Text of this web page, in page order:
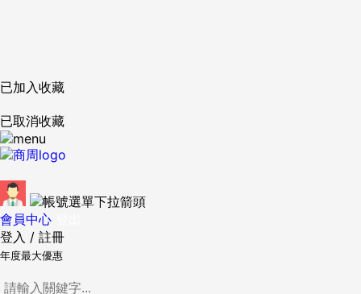
已加入收藏
已取消收藏
會員中心
登入 / 註冊
年度最大優惠